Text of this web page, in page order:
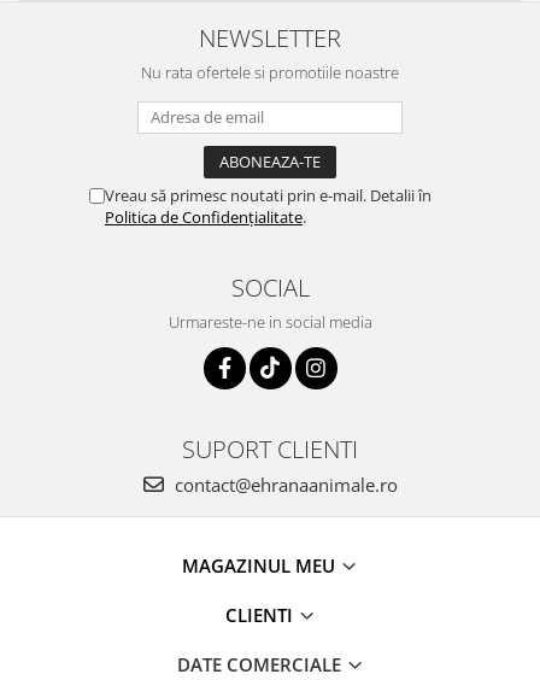
NEWSLETTER
Nu rata ofertele si promotiile noastre
Vreau să primesc noutati prin e-mail. Detalii în
Politica de Confidențialitate.
SOCIAL
Urmareste-ne in social media
SUPORT CLIENTI
contact@ehranaanimale.ro
MAGAZINUL MEU
CLIENTI
DATE COMERCIALE